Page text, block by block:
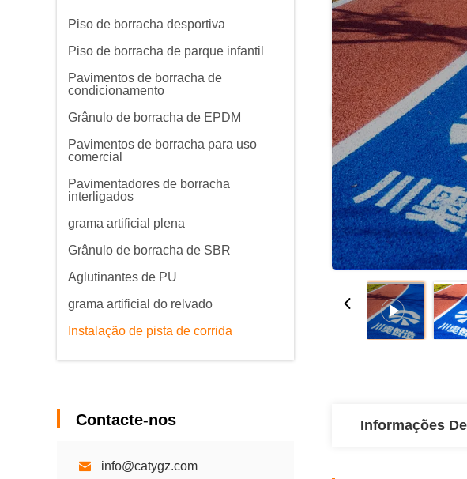
Piso de borracha desportiva
Piso de borracha de parque infantil
Pavimentos de borracha de
condicionamento
Grânulo de borracha de EPDM
Pavimentos de borracha para uso
comercial
Pavimentadores de borracha
interligados
grama artificial plena
Grânulo de borracha de SBR
Aglutinantes de PU
grama artificial do relvado
Instalação de pista de corrida
Contacte-nos
info@catygz.com
Informações